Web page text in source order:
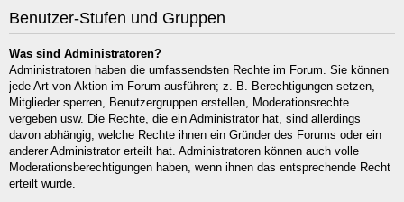
Benutzer-Stufen und Gruppen
Was sind Administratoren?
Administratoren haben die umfassendsten Rechte im Forum. Sie können
jede Art von Aktion im Forum ausführen; z. B. Berechtigungen setzen,
Mitglieder sperren, Benutzergruppen erstellen, Moderationsrechte
vergeben usw. Die Rechte, die ein Administrator hat, sind allerdings
davon abhängig, welche Rechte ihnen ein Gründer des Forums oder ein
anderer Administrator erteilt hat. Administratoren können auch volle
Moderationsberechtigungen haben, wenn ihnen das entsprechende Recht
erteilt wurde.